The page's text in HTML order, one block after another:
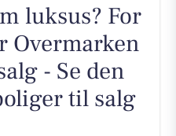
luksus? For
Overmarken
- Se den
til salg